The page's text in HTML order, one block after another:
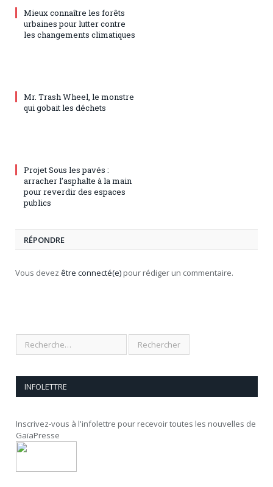
Mieux connaître les forêts
urbaines pour lutter contre
les changements climatiques
Mr. Trash Wheel, le monstre
qui gobait les déchets
Projet Sous les pavés :
arracher l’asphalte à la main
pour reverdir des espaces
publics
RÉPONDRE
Vous devez être connecté(e) pour rédiger un commentaire.
INFOLETTRE
Inscrivez-vous à l'infolettre pour recevoir toutes les nouvelles de
GaïaPresse